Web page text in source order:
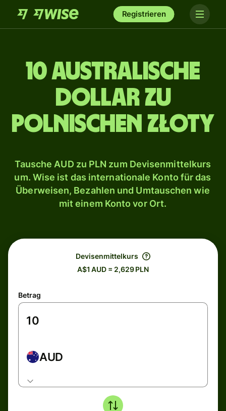
Registrieren
10 australische
Dollar zu
polnischen Złoty
Tausche AUD zu PLN zum Devisenmittelkurs
um. Wise ist das internationale Konto für das
Überweisen, Bezahlen und Umtauschen wie
mit einem Konto vor Ort.
Devisenmittelkurs
A$1 AUD = 2,629 PLN
Betrag
AUD